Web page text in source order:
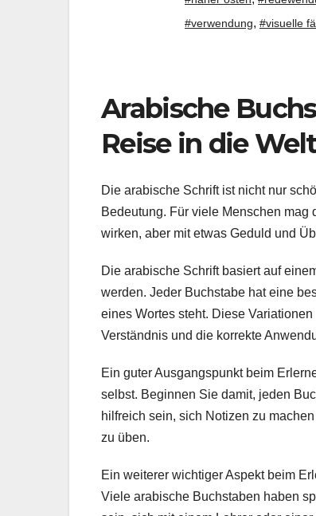
#verwendung, #visuelle
Arabische
Reise in die
Die arabische Schrift ist nicht nur
Bedeutung. Für viele Menschen
wirken, aber mit etwas Geduld und
Die arabische Schrift basiert auf
werden. Jeder Buchstabe hat eine
eines Wortes steht. Diese
Verständnis und die korrekte
Ein guter Ausgangspunkt beim
selbst. Beginnen Sie damit, jeden
hilfreich sein, sich Notizen zu
zu üben.
Ein weiterer wichtiger Aspekt beim
Viele arabische Buchstaben haben